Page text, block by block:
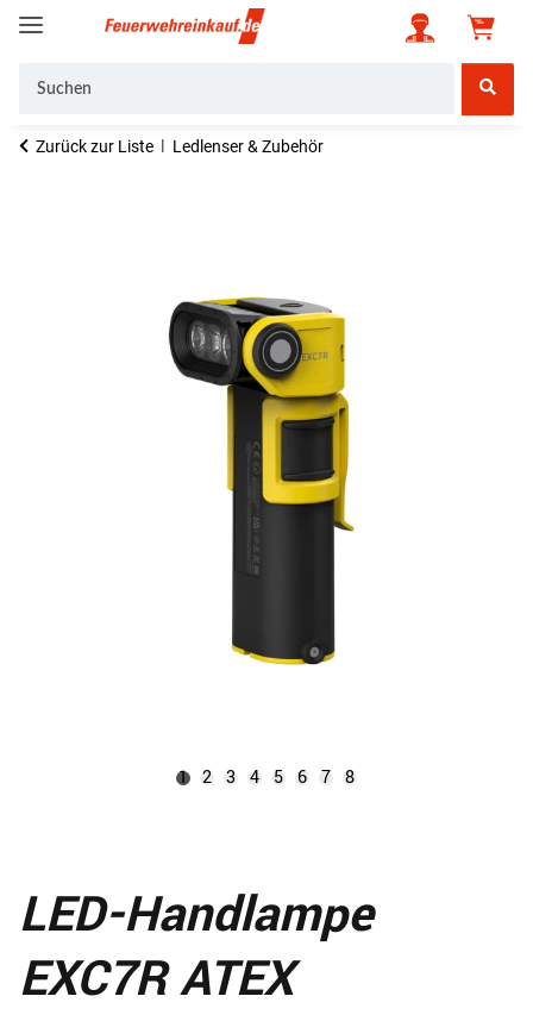
Zurück zur Liste Ledlenser & Zubehör
1 2 3 4 5 6 7 8
LED-Handlampe
EXC7R ATEX